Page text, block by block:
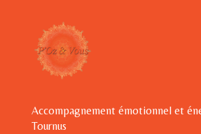
Accompagnement émotionnel et
Tournus